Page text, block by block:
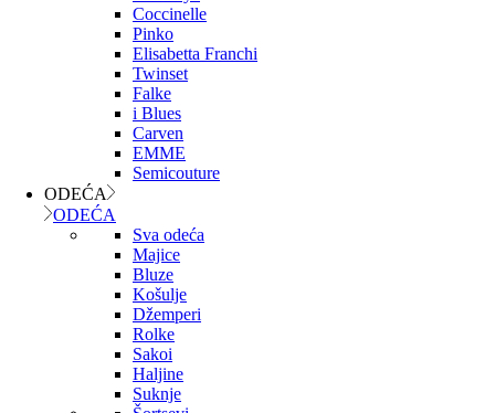
Coccinelle
Pinko
Elisabetta Franchi
Twinset
Falke
i Blues
Carven
EMME
Semicouture
ODEĆA
ODEĆA
Sva odeća
Majice
Bluze
Košulje
Džemperi
Rolke
Sakoi
Haljine
Suknje